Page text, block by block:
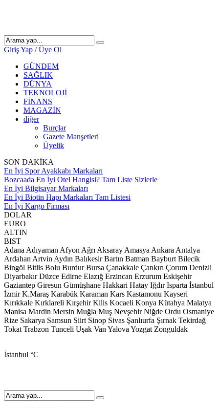
Giriş Yap / Üye Ol
GÜNDEM
SAĞLIK
DÜNYA
TEKNOLOJİ
FİNANS
MAGAZİN
diğer
Burçlar
Gazete Manşetleri
Üyelik
SON DAKİKA
En İyi Spor Ayakkabı Markaları
Bozcaada En İyi Otel Hangisi? Tam Liste Sizlerle
En İyi Bilgisayar Markaları
En İyi Biotin Hapı Markaları Tam Listesi
En İyi Kargo Firması
DOLAR
EURO
ALTIN
BIST
Adana Adıyaman Afyon Ağrı Aksaray Amasya Ankara Antalya
Ardahan Artvin Aydın Balıkesir Bartın Batman Bayburt Bilecik
Bingöl Bitlis Bolu Burdur Bursa Çanakkale Çankırı Çorum Denizli
Diyarbakır Düzce Edirne Elazığ Erzincan Erzurum Eskişehir
Gaziantep Giresun Gümüşhane Hakkari Hatay Iğdır Isparta İstanbul
İzmir K.Maraş Karabük Karaman Kars Kastamonu Kayseri
Kırıkkale Kırklareli Kırşehir Kilis Kocaeli Konya Kütahya Malatya
Manisa Mardin Mersin Muğla Muş Nevşehir Niğde Ordu Osmaniye
Rize Sakarya Samsun Siirt Sinop Sivas Şanlıurfa Şırnak Tekirdağ
Tokat Trabzon Tunceli Uşak Van Yalova Yozgat Zonguldak
İstanbul °C